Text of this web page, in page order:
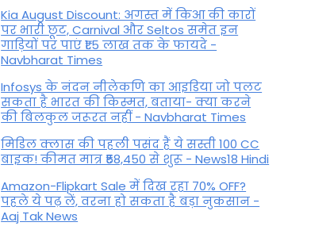
Makar Sankranti पर सूर्य देव की
पूजा के साथ खिचड़ी खाने और दान
करने की पौराणिक परंपरा का
जानिए महत्व
ByysduevcTY9 January 5, 2026
Kia August Discount: अगस्त में किआ की कारों
पर भारी छूट, Carnival और Seltos समेत इन
गाड़ियों पर पाएं ₹1.5 लाख तक के फायदे -
Navbharat Times
Infosys के नंदन नीलेकणि का आइडिया जो पलट
सकता है भारत की किस्मत, बताया- क्या करने
की बिलकुल जरूरत नहीं - Navbharat Times
मिडिल क्लास की पहली पसंद हैं ये सस्ती 100 CC
बाइक! कीमत मात्र ₹58,450 से शुरू - News18 Hindi
Amazon-Flipkart Sale में दिख रहा 70% OFF?
पहले ये पढ़ लें, वरना हो सकता है बड़ा नुकसान -
Aaj Tak News